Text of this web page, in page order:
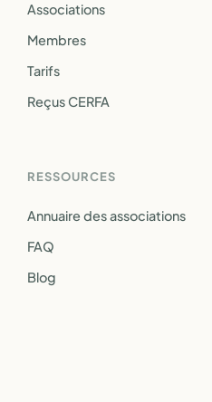
Associations
Membres
Tarifs
Reçus CERFA
RESSOURCES
Annuaire des associations
FAQ
Blog